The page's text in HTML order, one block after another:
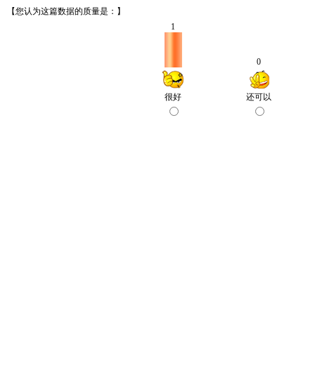
【您认为这篇数据的质量是：】
1
0
很好 还可以